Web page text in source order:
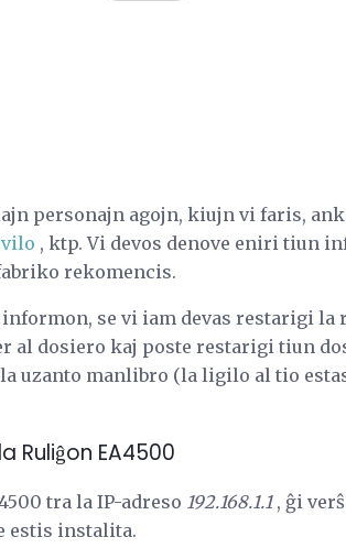
personajn agojn, kiujn vi faris,
, ktp. Vi devos denove eniri tiun
rekomencis.
se vi iam devas restarigi la
al dosiero kaj poste restarigi tiun
uzanto manlibro (la ligilo al tio
Ruliĝon EA4500
tra la IP-adreso 192.168.1.1, ĝi
estis instalita.